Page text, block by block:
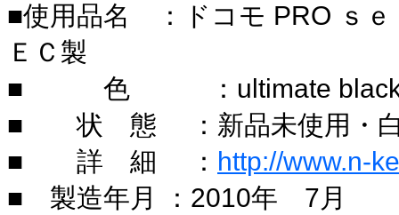
■使用品名 ：ドコモ PRO ｓ
ＥＣ製
■ 色 ：ultimate
■ 状 態 ：新品未使用・白
■ 詳 細 ： http://www.n-
■ 製造年月 ：2010年 7月